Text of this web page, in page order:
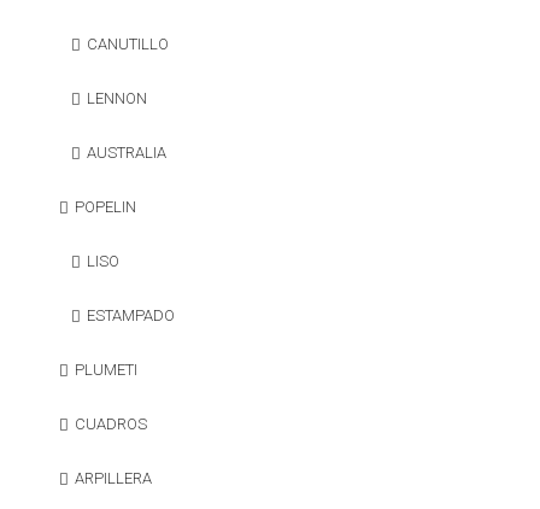
CANUTILLO
LENNON
AUSTRALIA
POPELIN
LISO
ESTAMPADO
PLUMETI
CUADROS
ARPILLERA